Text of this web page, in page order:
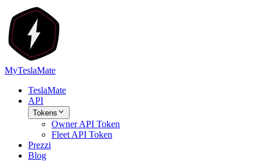
MyTeslaMate
TeslaMate
API
Tokens
Owner API Token
Fleet API Token
Prezzi
Blog